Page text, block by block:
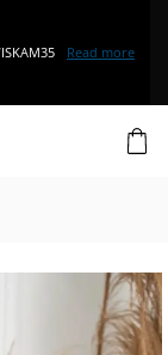
Read more